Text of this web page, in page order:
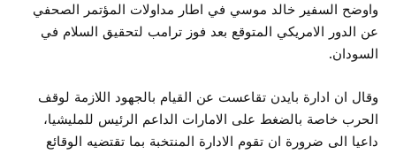
واوضح السفير خالد موسي في اطار مداولات المؤتمر الصحفي
عن الدور الامريكي المتوقع بعد فوز ترامب لتحقيق السلام في
السودان.
وقال ان ادارة بايدن تقاعست عن القيام بالجهود اللازمة لوقف
الحرب خاصة بالضغط على الامارات الداعم الرئيس للمليشيا،
داعيا الى ضرورة ان تقوم الادارة المنتخبة بما تقتضيه الوقائع